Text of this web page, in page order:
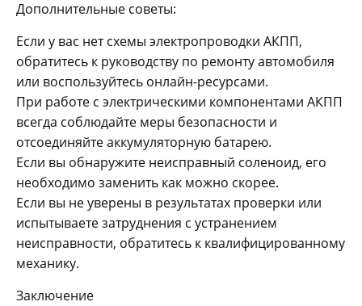
Дополнительные советы:
Если у вас нет схемы электропроводки АКПП,
обратитесь к руководству по ремонту автомобиля
или воспользуйтесь онлайн-ресурсами.
При работе с электрическими компонентами АКПП
всегда соблюдайте меры безопасности и
отсоединяйте аккумуляторную батарею.
Если вы обнаружите неисправный соленоид, его
необходимо заменить как можно скорее.
Если вы не уверены в результатах проверки или
испытываете затруднения с устранением
неисправности, обратитесь к квалифицированному
механику.
Заключение